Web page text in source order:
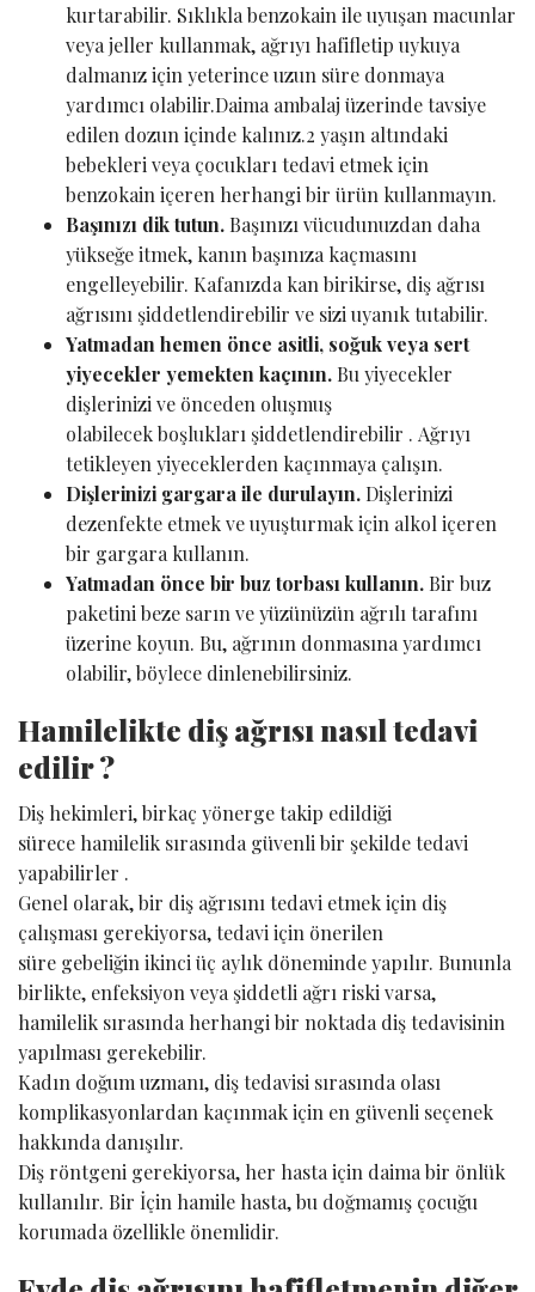
kurtarabilir. Sıklıkla benzokain ile uyuşan macunlar
veya jeller kullanmak, ağrıyı hafifletip uykuya
dalmanız için yeterince uzun süre donmaya
yardımcı olabilir.Daima ambalaj üzerinde tavsiye
edilen dozun içinde kalınız.2 yaşın altındaki
bebekleri veya çocukları tedavi etmek için
benzokain içeren herhangi bir ürün kullanmayın.
Başınızı dik tutun. Başınızı vücudunuzdan daha
yükseğe itmek, kanın başınıza kaçmasını
engelleyebilir. Kafanızda kan birikirse, diş ağrısı
ağrısını şiddetlendirebilir ve sizi uyanık tutabilir.
Yatmadan hemen önce asitli, soğuk veya sert
yiyecekler yemekten kaçının. Bu yiyecekler
dişlerinizi ve önceden oluşmuş
olabilecek boşlukları şiddetlendirebilir . Ağrıyı
tetikleyen yiyeceklerden kaçınmaya çalışın.
Dişlerinizi gargara ile durulayın. Dişlerinizi
dezenfekte etmek ve uyuşturmak için alkol içeren
bir gargara kullanın.
Yatmadan önce bir buz torbası kullanın. Bir buz
paketini beze sarın ve yüzünüzün ağrılı tarafını
üzerine koyun. Bu, ağrının donmasına yardımcı
olabilir, böylece dinlenebilirsiniz.
Hamilelikte diş ağrısı nasıl tedavi
edilir ?
Diş hekimleri, birkaç yönerge takip edildiği
sürece hamilelik sırasında güvenli bir şekilde tedavi
yapabilirler .
Genel olarak, bir diş ağrısını tedavi etmek için diş
çalışması gerekiyorsa, tedavi için önerilen
süre gebeliğin ikinci üç aylık döneminde yapılır. Bununla
birlikte, enfeksiyon veya şiddetli ağrı riski varsa,
hamilelik sırasında herhangi bir noktada diş tedavisinin
yapılması gerekebilir.
Kadın doğum uzmanı, diş tedavisi sırasında olası
komplikasyonlardan kaçınmak için en güvenli seçenek
hakkında danışılır.
Diş röntgeni gerekiyorsa, her hasta için daima bir önlük
kullanılır. Bir İçin hamile hasta, bu doğmamış çocuğu
korumada özellikle önemlidir.